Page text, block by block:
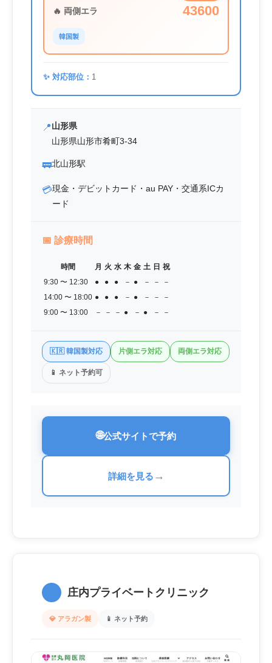
🔥 両側エラ 43600
韓国製
✨ 対応部位： 1
📍山形県
山形県山形市肴町3-34
🚃北山形駅
💳現金・デビットカード・au PAY・交通系ICカ
ード
📅 診療時間
時間 月 火 水 木 金 土 日 祝
9:30 〜 12:30
● ● ● － ● － －
－
14:00 〜 18:00 ● ● ● － ● － －
－
9:00 〜 13:00
－ － － ● － ● － －
🇰🇷 韓国製対応 片側エラ対応 両側エラ対応
📱 ネット予約可
🌐公式サイトで予約
詳細を見る →
6. 庄内プライベートクリニック
💎 アラガン製 📱 ネット予約